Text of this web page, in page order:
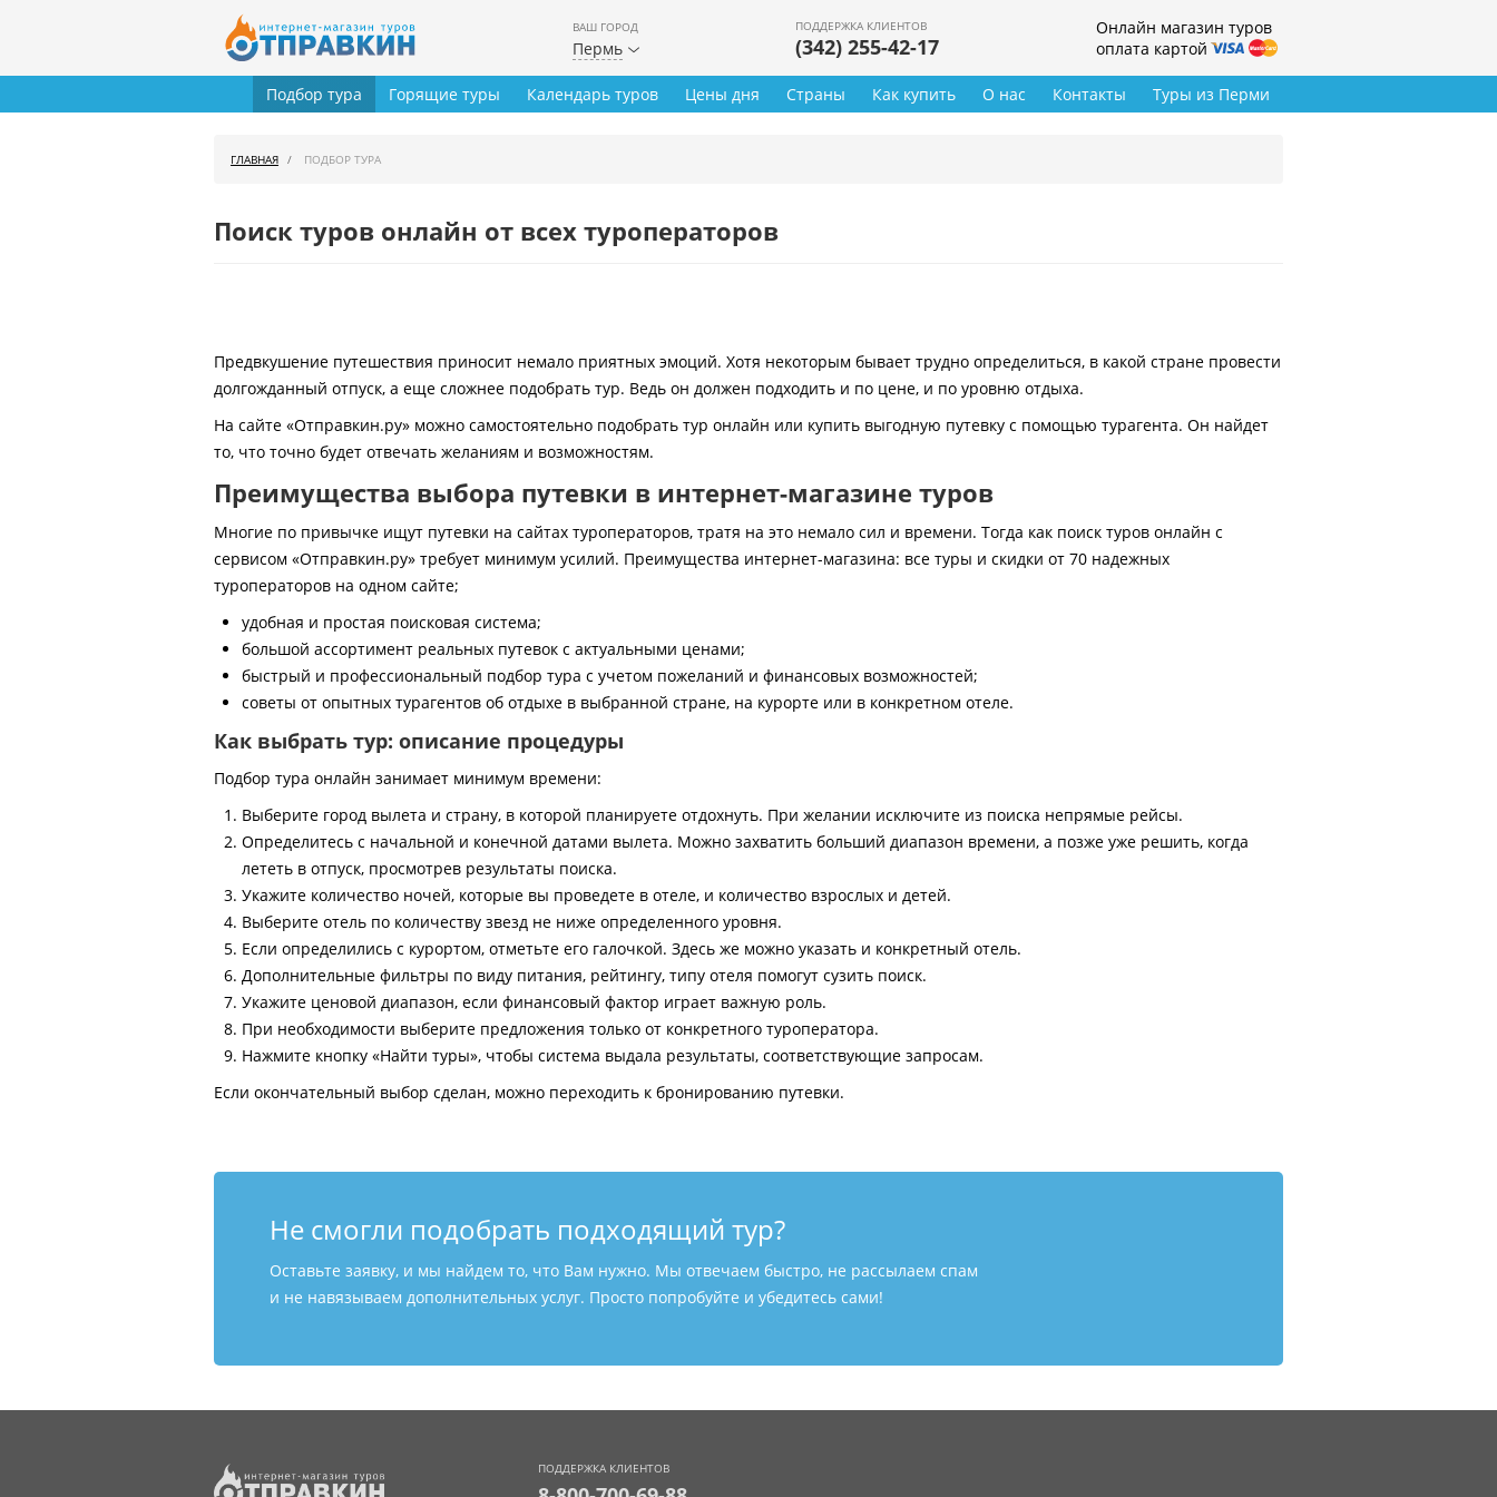
ВАШ ГОРОД
Пермь
ПОДДЕРЖКА КЛИЕНТОВ
(342) 255-42-17
Онлайн магазин туров
оплата картой
Туры из Перми
Подбор тура Горящие туры Календарь туров Цены дня Страны Как купить О нас Контакты
ГЛАВНАЯ ПОДБОР ТУРА
Поиск туров онлайн от всех туроператоров
Предвкушение путешествия приносит немало приятных эмоций. Хотя некоторым бывает трудно определиться, в какой стране провести
долгожданный отпуск, а еще сложнее подобрать тур. Ведь он должен подходить и по цене, и по уровню отдыха.
На сайте «Отправкин.ру» можно самостоятельно подобрать тур онлайн или купить выгодную путевку с помощью турагента. Он найдет
то, что точно будет отвечать желаниям и возможностям.
Преимущества выбора путевки в интернет-магазине туров
Многие по привычке ищут путевки на сайтах туроператоров, тратя на это немало сил и времени. Тогда как поиск туров онлайн с
сервисом «Отправкин.ру» требует минимум усилий. Преимущества интернет-магазина: все туры и скидки от 70 надежных
туроператоров на одном сайте;
удобная и простая поисковая система;
большой ассортимент реальных путевок с актуальными ценами;
быстрый и профессиональный подбор тура с учетом пожеланий и финансовых возможностей;
советы от опытных турагентов об отдыхе в выбранной стране, на курорте или в конкретном отеле.
Как выбрать тур: описание процедуры
Подбор тура онлайн занимает минимум времени:
Выберите город вылета и страну, в которой планируете отдохнуть. При желании исключите из поиска непрямые рейсы.
Определитесь с начальной и конечной датами вылета. Можно захватить больший диапазон времени, а позже уже решить, когда
лететь в отпуск, просмотрев результаты поиска.
Укажите количество ночей, которые вы проведете в отеле, и количество взрослых и детей.
Выберите отель по количеству звезд не ниже определенного уровня.
Если определились с курортом, отметьте его галочкой. Здесь же можно указать и конкретный отель.
Дополнительные фильтры по виду питания, рейтингу, типу отеля помогут сузить поиск.
Укажите ценовой диапазон, если финансовый фактор играет важную роль.
При необходимости выберите предложения только от конкретного туроператора.
Нажмите кнопку «Найти туры», чтобы система выдала результаты, соответствующие запросам.
Если окончательный выбор сделан, можно переходить к бронированию путевки.
Не смогли подобрать подходящий тур?
Оставьте заявку, и мы найдем то, что Вам нужно. Мы отвечаем быстро, не рассылаем спам
и не навязываем дополнительных услуг. Просто попробуйте и убедитесь сами!
ПОДДЕРЖКА КЛИЕНТОВ